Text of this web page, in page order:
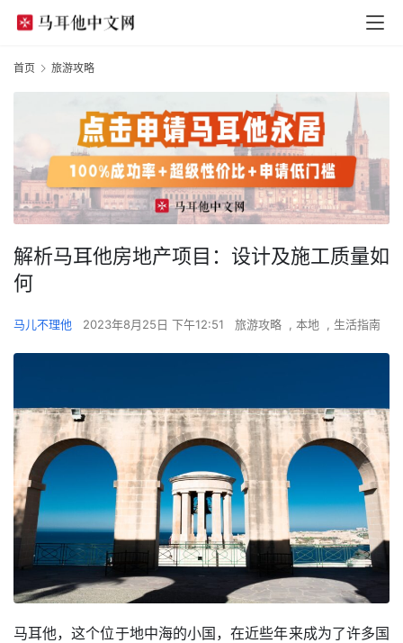
首页 旅游攻略
解析马耳他房地产项目：设计及施工质量如
何
马儿不理他 2023年8月25日 下午12:51 旅游攻略 , 本地 , 生活指南
马耳他，这个位于地中海的小国，在近些年来成为了许多国